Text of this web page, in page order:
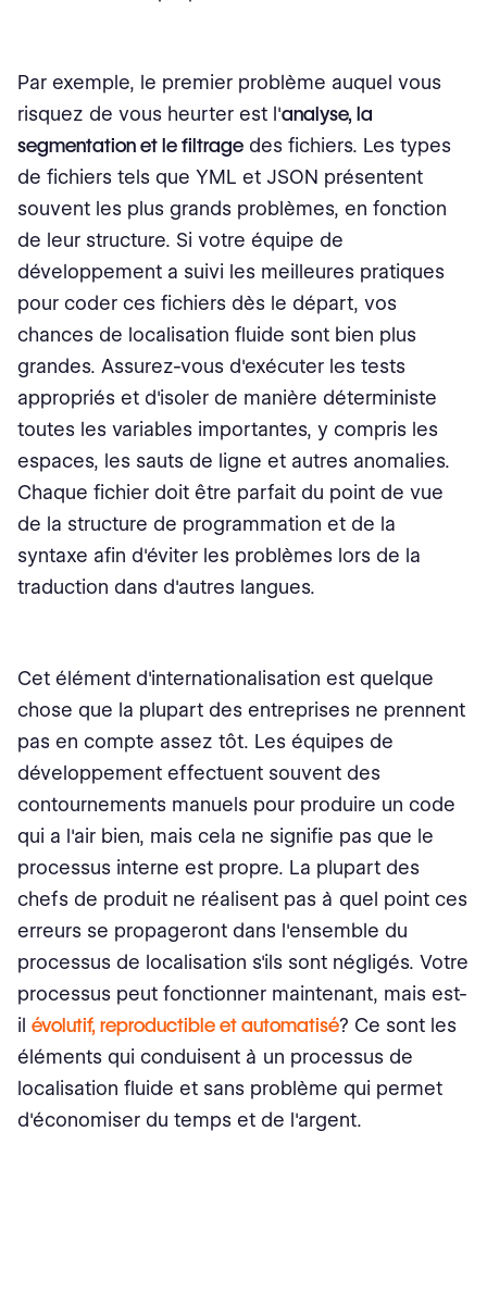
Par exemple, le premier problème auquel vous
risquez de vous heurter est l'analyse, la
segmentation et le filtrage des fichiers. Les types
de fichiers tels que YML et JSON présentent
souvent les plus grands problèmes, en fonction
de leur structure. Si votre équipe de
développement a suivi les meilleures pratiques
pour coder ces fichiers dès le départ, vos
chances de localisation fluide sont bien plus
grandes. Assurez-vous d'exécuter les tests
appropriés et d'isoler de manière déterministe
toutes les variables importantes, y compris les
espaces, les sauts de ligne et autres anomalies.
Chaque fichier doit être parfait du point de vue
de la structure de programmation et de la
syntaxe afin d'éviter les problèmes lors de la
traduction dans d'autres langues.
Cet élément d'internationalisation est quelque
chose que la plupart des entreprises ne prennent
pas en compte assez tôt. Les équipes de
développement effectuent souvent des
contournements manuels pour produire un code
qui a l'air bien, mais cela ne signifie pas que le
processus interne est propre. La plupart des
chefs de produit ne réalisent pas à quel point ces
erreurs se propageront dans l'ensemble du
processus de localisation s'ils sont négligés. Votre
processus peut fonctionner maintenant, mais est-
il évolutif, reproductible et automatisé? Ce sont les
éléments qui conduisent à un processus de
localisation fluide et sans problème qui permet
d'économiser du temps et de l'argent.